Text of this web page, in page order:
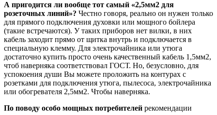
А пригодится ли вообще тот самый «2,5мм2 для
розеточных линий»? Честно говоря, реально он нужен только
для прямого подключения духовки или мощного бойлера
(такие встречаются). У таких приборов нет вилки, в них
кабель заходит прямо от щитка внутрь и подключается в
специальную клемму. Для электрочайника или утюга
достаточно купить просто очень качественный кабель 1,5мм2,
чтоб наверняка соответствовал ГОСТ. Но, безусловно, для
успокоения души Вы можете проложить на контурах с
розетками для подключения утюга, пылесоса, электрочайника
или обогревателя 2,5мм2. Чтобы наверняка.
По поводу особо мощных потребителей рекомендации